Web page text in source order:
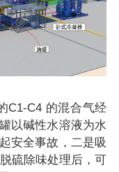
C1-C4 的混合气经
以碱性水溶液为水
安全事故，二是吸
硫除味处理后，可